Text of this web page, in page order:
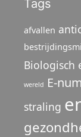
Tags
afvallen
Biologisch
wereld E-
straling